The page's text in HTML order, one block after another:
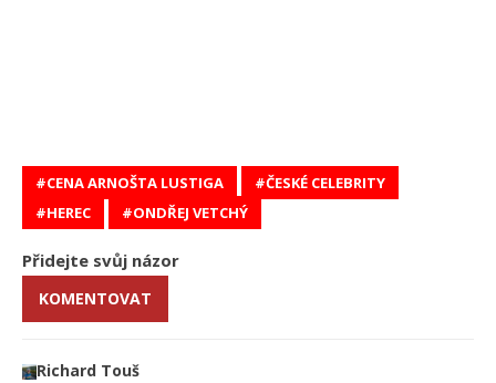
CENA ARNOŠTA LUSTIGA
ČESKÉ CELEBRITY
HEREC
ONDŘEJ VETCHÝ
Přidejte svůj názor
KOMENTOVAT
Richard Touš